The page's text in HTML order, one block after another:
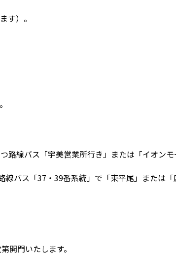
す）。
路線バス「宇美営業所行き」または「イオン
バス「37・39番系統」で「東平尾」または「
開門いたします。